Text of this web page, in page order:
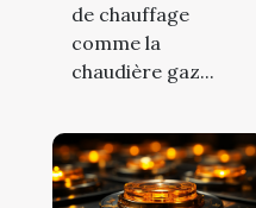
de chauffage
comme la
chaudière gaz...